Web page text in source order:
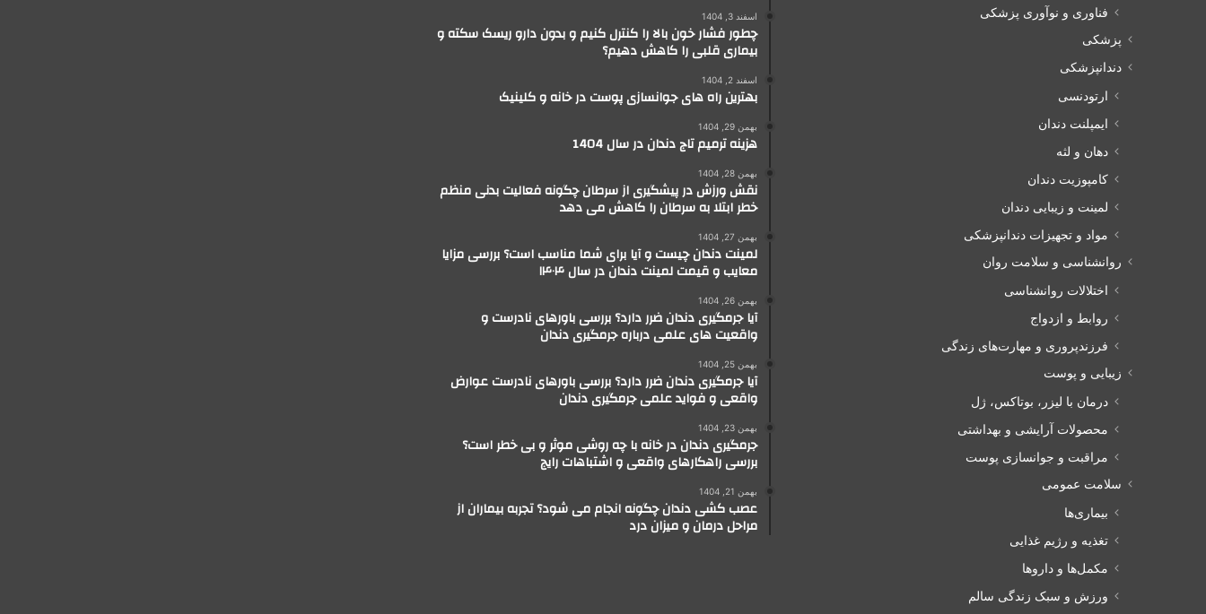
فناوری و نوآوری پزشکی
پزشکی
دندانپزشکی
ارتودنسی
ایمپلنت دندان
دهان و لثه
کامپوزیت دندان
لمینت و زیبایی دندان
مواد و تجهیزات دندانپزشکی
روانشناسی و سلامت روان
اختلالات روانشناسی
روابط و ازدواج
فرزندپروری و مهارت‌های زندگی
زیبایی و پوست
درمان با لیزر، بوتاکس، ژل
محصولات آرایشی و بهداشتی
مراقبت و جوانسازی پوست
سلامت عمومی
بیماری‌ها
تغذیه و رژیم غذایی
مکمل‌ها و داروها
ورزش و سبک زندگی سالم
اسفند 3, 1404
چطور فشار خون بالا را کنترل کنیم و بدون دارو ریسک سکته و
بیماری قلبی را کاهش دهیم؟
اسفند 2, 1404
بهترین راه های جوانسازی پوست در خانه و کلینیک
بهمن 29, 1404
هزینه ترمیم تاج دندان در سال 1404
بهمن 28, 1404
نقش ورزش در پیشگیری از سرطان چگونه فعالیت بدنی منظم
خطر ابتلا به سرطان را کاهش می دهد
بهمن 27, 1404
لمینت دندان چیست و آیا برای شما مناسب است؟ بررسی مزایا
معایب و قیمت لمینت دندان در سال ۱۴۰۴
بهمن 26, 1404
آیا جرمگیری دندان ضرر دارد؟ بررسی باورهای نادرست و
واقعیت های علمی درباره جرمگیری دندان
بهمن 25, 1404
آیا جرمگیری دندان ضرر دارد؟ بررسی باورهای نادرست عوارض
واقعی و فواید علمی جرمگیری دندان
بهمن 23, 1404
جرمگیری دندان در خانه با چه روشی موثر و بی خطر است؟
بررسی راهکارهای واقعی و اشتباهات رایج
بهمن 21, 1404
عصب کشی دندان چگونه انجام می شود؟ تجربه بیماران از
مراحل درمان و میزان درد